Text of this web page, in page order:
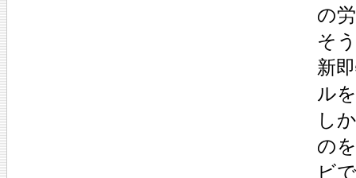
の
そ
新
ル
し
の
ビ